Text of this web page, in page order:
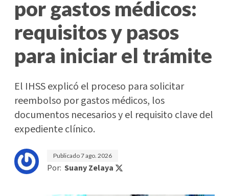
por gastos médicos:
requisitos y pasos
para iniciar el trámite
El IHSS explicó el proceso para solicitar
reembolso por gastos médicos, los
documentos necesarios y el requisito clave del
expediente clínico.
Publicado7 ago. 2026
Por: Suany Zelaya